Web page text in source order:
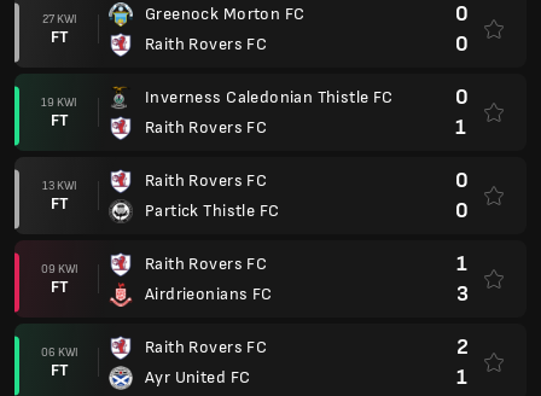
27 KWI
FT
Greenock Morton FC
Raith Rovers FC
0
0
19 KWI
FT
Inverness Caledonian Thistle FC
Raith Rovers FC
0
1
13 KWI
FT
Raith Rovers FC
Partick Thistle FC
0
0
09 KWI
FT
Raith Rovers FC
Airdrieonians FC
1
3
06 KWI
FT
Raith Rovers FC
Ayr United FC
2
1